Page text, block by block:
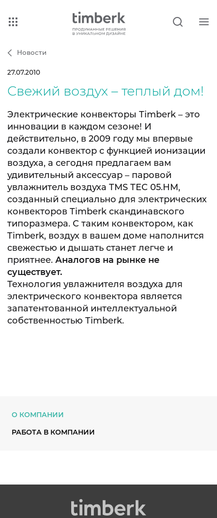
Новости
О КОМПАНИИ
РАБОТА В КОМПАНИИ
27.07.2010
Свежий воздух – теплый дом!
Электрические конвекторы Timberk – это
инновации в каждом сезоне! И
действительно, в 2009 году мы впервые
создали конвектор с функцией ионизации
воздуха, а сегодня предлагаем вам
удивительный аксессуар – паровой
увлажнитель воздуха TMS TEC 05.HM,
созданный специально для электрических
конвекторов Timberk скандинавского
типоразмера. С таким конвектором, как
Timberk, воздух в вашем доме наполнится
свежестью и дышать станет легче и
приятнее. Аналогов на рынке не
существует.
Технология увлажнителя воздуха для
электрического конвектора является
запатентованной интеллектуальной
собственностью Timberk.